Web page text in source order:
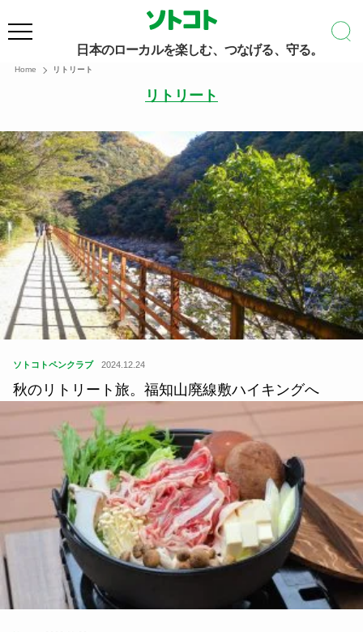
日本のローカルを楽しむ、つなげる、守る。
Home リトリート
リトリート
ソトコトペンクラブ 2024.12.24
秋のリトリート旅。福知山廃線敷ハイキングへ